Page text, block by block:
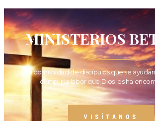
MINISTERIOS
Una comunidad de discípulos que se
cumplir la labor que Dios les ha
VISÍTANOS